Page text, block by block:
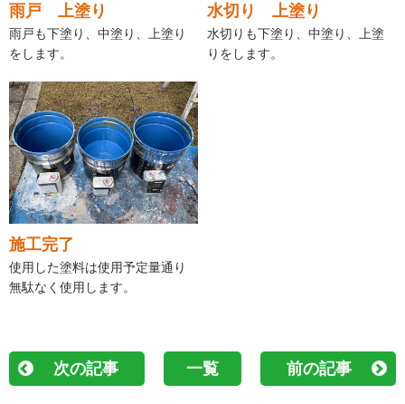
雨戸 上塗り
雨戸も下塗り、中塗り、上塗り
をします。
水切り 上塗り
水切りも下塗り、中塗り、上塗
りをします。
施工完了
使用した塗料は使用予定量通り
無駄なく使用します。
次の記事 一覧 前の記事